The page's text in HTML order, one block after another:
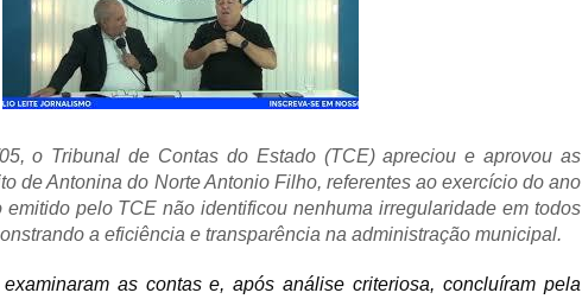
o Tribunal de Contas do Estado (TCE) apreciou e aprovou as
de Antonina do Norte Antonio Filho, referentes ao exercício do ano
emitido pelo TCE não identificou nenhuma irregularidade em todos
a eficiência e transparência na administração municipal.
as contas e, após análise criteriosa, concluíram pela